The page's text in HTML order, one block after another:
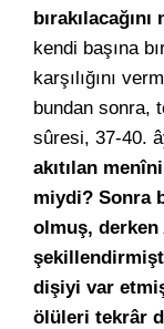
bırakılacağını
kendi başına
karşılığını
bundan sonra,
sûresi, 37-40.
akıtılan
miydi? Sonra
olmuş, derken
dişiyi var
ölüleri tekrâr